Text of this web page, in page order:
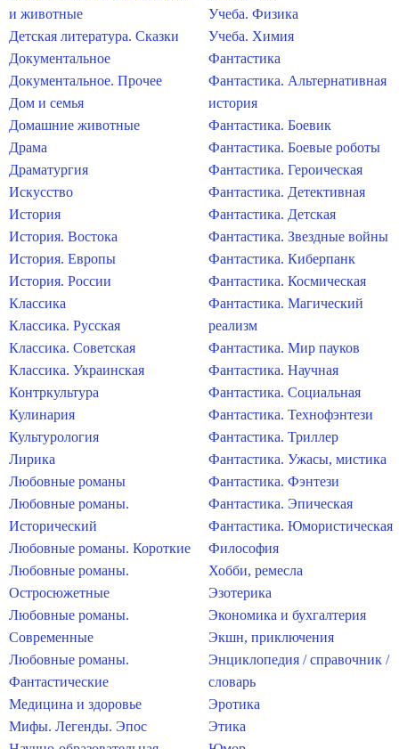
и животные
Детская литература. Сказки
Документальное
Документальное. Прочее
Дом и семья
Домашние животные
Драма
Драматургия
Искусство
История
История. Востока
История. Европы
История. России
Классика
Классика. Русская
Классика. Советская
Классика. Украинская
Контркультура
Кулинария
Культурология
Лирика
Любовные романы
Любовные романы.
Исторический
Любовные романы. Короткие
Любовные романы.
Остросюжетные
Любовные романы.
Современные
Любовные романы.
Фантастические
Медицина и здоровье
Мифы. Легенды. Эпос
Учеба. Физика
Учеба. Химия
Фантастика
Фантастика. Альтернативная
история
Фантастика. Боевик
Фантастика. Боевые роботы
Фантастика. Героическая
Фантастика. Детективная
Фантастика. Детская
Фантастика. Звездные войны
Фантастика. Киберпанк
Фантастика. Космическая
Фантастика. Магический
реализм
Фантастика. Мир пауков
Фантастика. Научная
Фантастика. Социальная
Фантастика. Технофэнтези
Фантастика. Триллер
Фантастика. Ужасы, мистика
Фантастика. Фэнтези
Фантастика. Эпическая
Фантастика. Юмористическая
Философия
Хобби, ремесла
Эзотерика
Экономика и бухгалтерия
Экшн, приключения
Энциклопедия / справочник /
словарь
Эротика
Этика